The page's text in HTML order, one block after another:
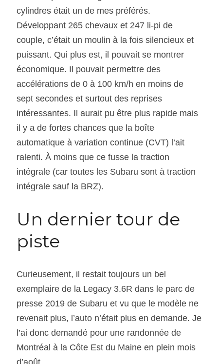
cylindres était un de mes préférés.
Développant 265 chevaux et 247 li-pi de
couple, c’était un moulin à la fois silencieux et
puissant. Qui plus est, il pouvait se montrer
économique. Il pouvait permettre des
accélérations de 0 à 100 km/h en moins de
sept secondes et surtout des reprises
intéressantes. Il aurait pu être plus rapide mais
il y a de fortes chances que la boîte
automatique à variation continue (CVT) l’ait
ralenti. À moins que ce fusse la traction
intégrale (car toutes les Subaru sont à traction
intégrale sauf la BRZ).
Un dernier tour de
piste
Curieusement, il restait toujours un bel
exemplaire de la Legacy 3.6R dans le parc de
presse 2019 de Subaru et vu que le modèle ne
revenait plus, l’auto n’était plus en demande. Je
l’ai donc demandé pour une randonnée de
Montréal à la Côte Est du Maine en plein mois
d’août.